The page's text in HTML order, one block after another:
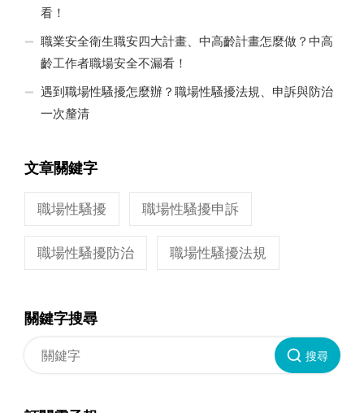
看！
職業安全衛生職安四大計畫、中高齡計畫怎麼做？中高
齡工作者職場安全不漏看！
遇到職場性騷擾怎麼辦？職場性騷擾法規、申訴與防治
一次釐清
文章關鍵字
職場性騷擾 職場性騷擾申訴
職場性騷擾防治 職場性騷擾法規
關鍵字搜尋
搜尋